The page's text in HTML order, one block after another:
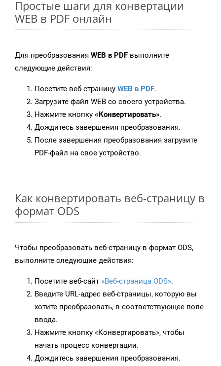
Простые шаги для конвертации
WEB в PDF онлайн
Для преобразования WEB в PDF выполните
следующие действия:
Посетите веб-страницу WEB в PDF.
Загрузите файл WEB со своего устройства.
Нажмите кнопку «Конвертировать».
Дождитесь завершения преобразования.
После завершения преобразования загрузите
PDF-файл на свое устройство.
Как конвертировать веб-страницу в
формат ODS
Чтобы преобразовать веб-страницу в формат ODS,
выполните следующие действия:
Посетите веб-сайт «Веб-страница ODS».
Введите URL-адрес веб-страницы, которую вы
хотите преобразовать, в соответствующее поле
ввода.
Нажмите кнопку «Конвертировать», чтобы
начать процесс конвертации.
Дождитесь завершения преобразования.